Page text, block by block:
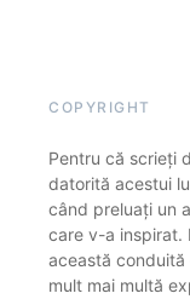
COPYRIGHT
Pentru că scrieți
datorită acestui
când preluați un
care v-a inspirat.
această
mult mai multă